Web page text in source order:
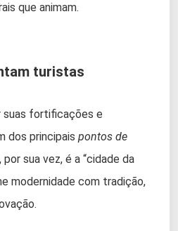
que animam.
turistas
suas fortificações e
dos principais pontos de
sua vez, é a “cidade da
modernidade com tradição,